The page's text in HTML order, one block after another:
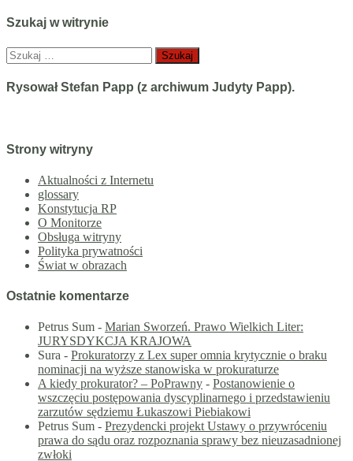
Szukaj w witrynie
Szukaj:
Rysował Stefan Papp (z archiwum Judyty Papp).
Strony witryny
Aktualności z Internetu
glossary
Konstytucja RP
O Monitorze
Obsługa witryny
Polityka prywatności
Świat w obrazach
Ostatnie komentarze
Petrus Sum - Marian Sworzeń. Prawo Wielkich Liter:
JURYSDYKCJA KRAJOWA
Sura - Prokuratorzy z Lex super omnia krytycznie o braku
nominacji na wyższe stanowiska w prokuraturze
A kiedy prokurator? – PoPrawny - Postanowienie o
wszczęciu postępowania dyscyplinarnego i przedstawieniu
zarzutów sędziemu Łukaszowi Piebiakowi
Petrus Sum - Prezydencki projekt Ustawy o przywróceniu
prawa do sądu oraz rozpoznania sprawy bez nieuzasadnionej
zwłoki